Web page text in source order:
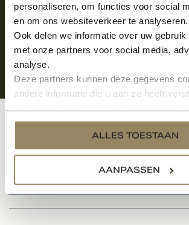
personaliseren, om functies voor social
en om ons websiteverkeer te analyseren.
Ook delen we informatie over uw
met onze partners voor social media,
analyse.
Deze partners kunnen deze gegevens
andere informatie die u aan ze heeft
services.
ALLES TOESTAAN
AANPASSEN
Klantenservice
Categorieën